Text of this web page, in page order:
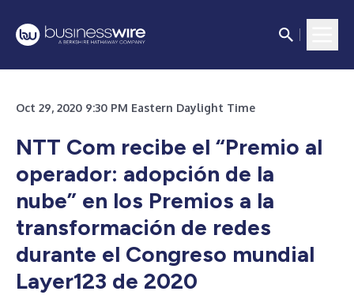
Oct 29, 2020 9:30 PM Eastern Daylight Time
NTT Com recibe el “Premio al
operador: adopción de la
nube” en los Premios a la
transformación de redes
durante el Congreso mundial
Layer123 de 2020